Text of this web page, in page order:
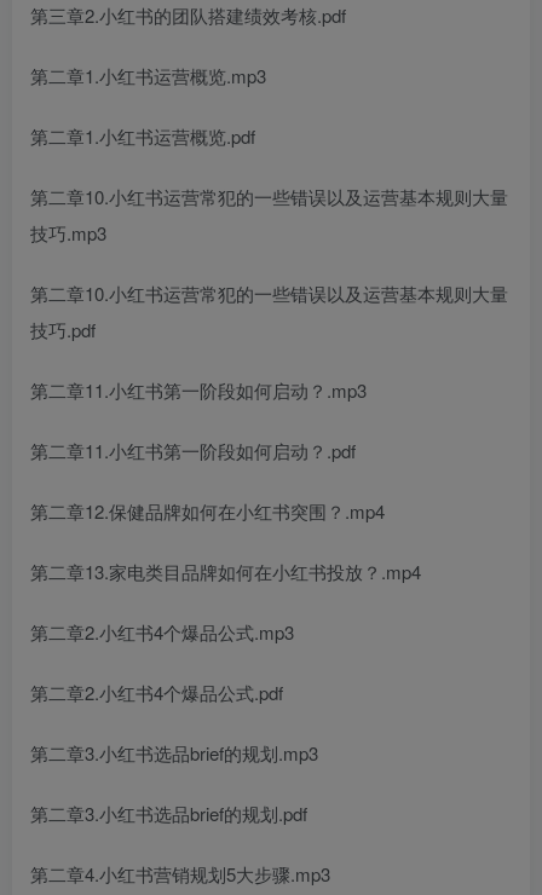
第三章2.小红书的团队搭建绩效考核.pdf
第二章1.小红书运营概览.mp3
第二章1.小红书运营概览.pdf
第二章10.小红书运营常犯的一些错误以及运营基本规则大量
技巧.mp3
第二章10.小红书运营常犯的一些错误以及运营基本规则大量
技巧.pdf
第二章11.小红书第一阶段如何启动？.mp3
第二章11.小红书第一阶段如何启动？.pdf
第二章12.保健品牌如何在小红书突围？.mp4
第二章13.家电类目品牌如何在小红书投放？.mp4
第二章2.小红书4个爆品公式.mp3
第二章2.小红书4个爆品公式.pdf
第二章3.小红书选品brief的规划.mp3
第二章3.小红书选品brief的规划.pdf
第二章4.小红书营销规划5大步骤.mp3